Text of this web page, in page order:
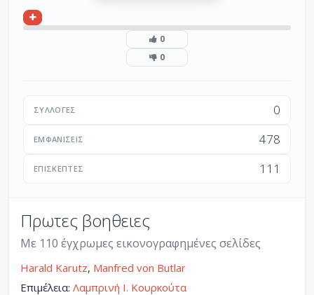
0
0
ΣΥΛΛΟΓΈΣ 0
ΕΜΦΑΝΊΣΕΙΣ 478
ΕΠΙΣΚΈΠΤΕΣ 111
Πρωτες βοηθειες
Με 110 έγχρωμες εικονογραφημένες σελίδες
Harald Karutz, Manfred von Butlar
Επιμέλεια: Λαμπρινή Ι. Κουρκούτα